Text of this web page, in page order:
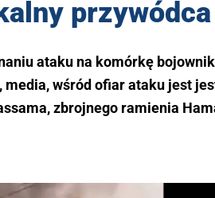
przywódca
ataku na komórkę
wśród ofiar ataku jest
zbrojnego ramienia